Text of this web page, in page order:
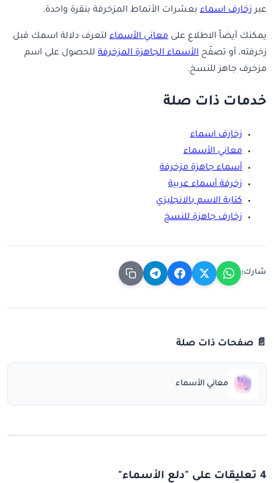
عبرزخارف اسماء بعشرات الأنماط المزخرفة بنقرة واحدة.
يمكنك أيضاً الاطلاع على معاني الأسماء لتعرف دلالة اسمك قبل
زخرفته، أو تصفّح الأسماء الجاهزة المزخرفة للحصول على اسم
مزخرف جاهز للنسخ.
خدمات ذات صلة
زخارف اسماء
معاني الأسماء
أسماء جاهزة مزخرفة
زخرفة أسماء عربية
كتابة الاسم بالانجليزي
زخارف جاهزة للنسخ
شارك:
📄 صفحات ذات صلة
معاني الأسماء
4 تعليقات على "دلع الأسماء"